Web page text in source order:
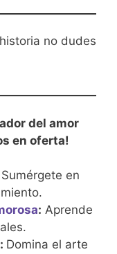
no dudes
del amor
en oferta!
Sumérgete en
: Aprende
: Domina el arte